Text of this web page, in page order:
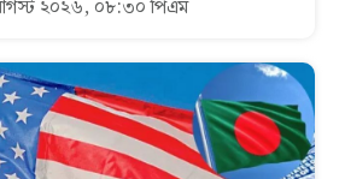
২০২৬, ০৮:৩০ পিএম